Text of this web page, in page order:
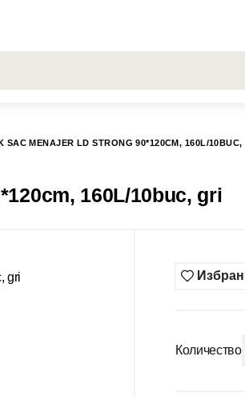
SAC MENAJER LD STRONG 90*120CM, 160L/10BUC,
160L/10buc, gri
Количество